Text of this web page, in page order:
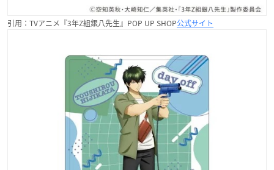
引用：TVアニメ『3年Z組銀八先生』POP UP SHOP公式サイト